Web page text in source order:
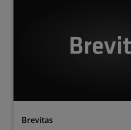
Brevitas